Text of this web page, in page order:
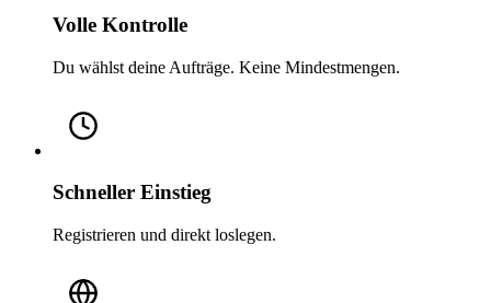
Volle Kontrolle
Du wählst deine Aufträge. Keine Mindestmengen.
Schneller Einstieg
Registrieren und direkt loslegen.